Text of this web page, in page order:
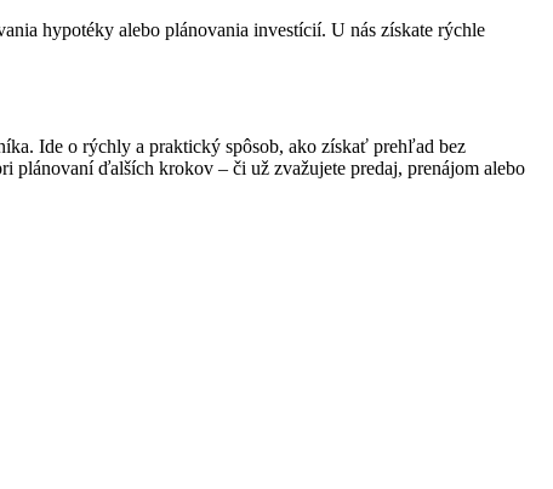
hypotéky alebo plánovania investícií. U nás získate rýchle
Ide o rýchly a praktický spôsob, ako získať prehľad bez
plánovaní ďalších krokov – či už zvažujete predaj, prenájom alebo